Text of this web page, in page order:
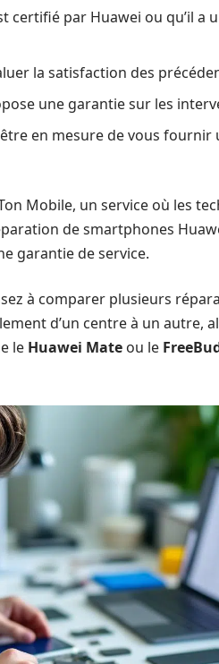
certifié par Huawei ou qu’il a
la satisfaction des
une garantie sur les
en mesure de vous fournir
Mobile, un service où les
de smartphones
garantie de service.
à comparer plusieurs
d’un centre à un autre,
le Huawei Mate ou le